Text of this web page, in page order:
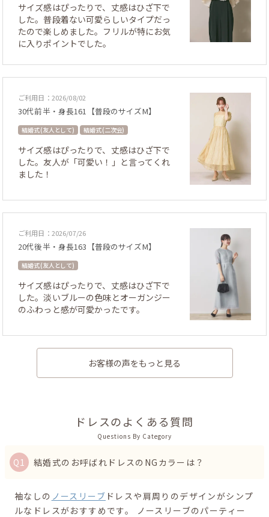
サイズ感はぴったりで、丈感はひざ下で
した。普段着ない可愛らしいタイプだっ
たので楽しめました。フリルが特にお気
に入りポイントでした。
ご利用日：2026/08/02
30代前半・身長161【普段のサイズM】
結婚式 (友人として) 結婚式 (二次会)
サイズ感はぴったりで、丈感はひざ下で
した。友人が「可愛い！」と言ってくれ
ました！
ご利用日：2026/07/26
20代後半・身長163【普段のサイズM】
結婚式 (友人として)
サイズ感はぴったりで、丈感はひざ下で
した。淡いブルーの色味とオーガンジー
のふわっと感が可愛かったです。
お客様の声をもっと見る
ドレスのよくある質問
Questions By Category
結婚式のお呼ばれドレスのNGカラーは？
袖なしの ノースリーブ ドレスや肩周りのデザインがシンプ
ルなドレスがおすすめです。 ノースリーブのパーティー